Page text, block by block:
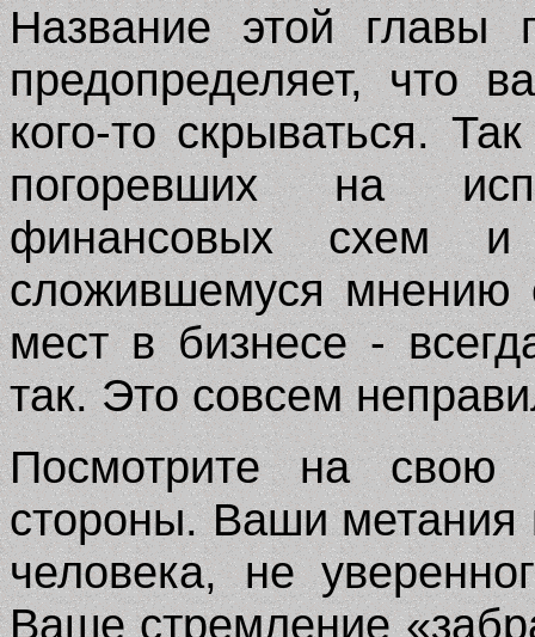
Название этой главы
предопределяет, что
кого-то скрываться.
погоревших на
финансовых схем и
сложившемуся мнению
мест в бизнесе -
так. Это совсем
Посмотрите на свою
стороны. Ваши метания
человека, не
Ваше стремление